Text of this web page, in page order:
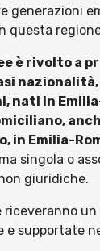
generazioni
questa
è rivolto a
nazionalità,
nati in
in Emilia-
singola o
giuridiche.
riceveranno
e supportate